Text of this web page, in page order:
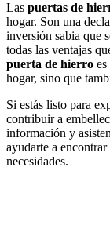
Las puertas de
hogar. Son una
inversión sabia que
todas las ventajas
puerta de hierro
hogar, sino que
Si estás listo para
contribuir a
información y
ayudarte a
necesidades.